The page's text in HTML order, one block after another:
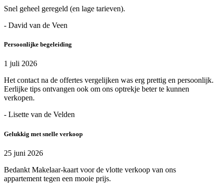
Snel geheel geregeld (en lage tarieven).
- David van de Veen
Persoonlijke begeleiding
1 juli 2026
Het contact na de offertes vergelijken was erg prettig en persoonlijk.
Eerlijke tips ontvangen ook om ons optrekje beter te kunnen
verkopen.
- Lisette van de Velden
Gelukkig met snelle verkoop
25 juni 2026
Bedankt Makelaar-kaart voor de vlotte verkoop van ons
appartement tegen een mooie prijs.